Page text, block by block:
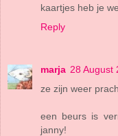
kaartjes heb je
Reply
marja 28 August
ze zijn weer
een beurs is
janny!